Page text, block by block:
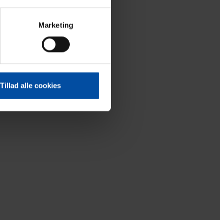
Marketing
Tillad alle cookies